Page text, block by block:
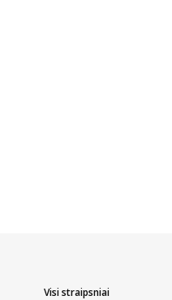
Visi straipsniai